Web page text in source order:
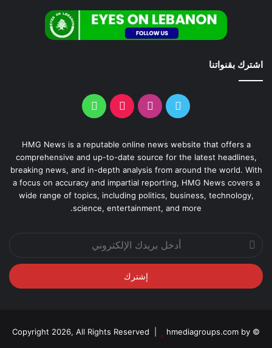
اشترك بقنواتنا
HMG News is a reputable online news website that offers a
comprehensive and up-to-date source for the latest headlines,
breaking news, and in-depth analysis from around the world. With
a focus on accuracy and impartial reporting, HMG News covers a
wide range of topics, including politics, business, technology,
science, entertainment, and more.
أدخل
بريدك
الإلكتروني
© Copyright 2026, All Rights Reserved |
hmediagroups.com by